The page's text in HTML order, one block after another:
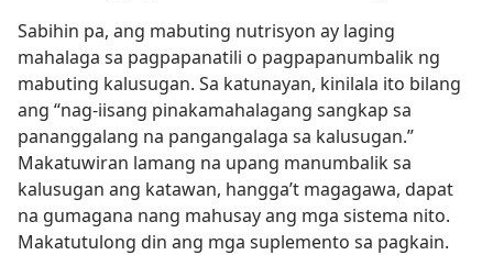
Sabihin pa, ang mabuting nutrisyon ay laging
mahalaga sa pagpapanatili o pagpapanumbalik ng
mabuting kalusugan. Sa katunayan, kinilala ito bilang
ang “nag-iisang pinakamahalagang sangkap sa
pananggalang na pangangalaga sa kalusugan.”
Makatuwiran lamang na upang manumbalik sa
kalusugan ang katawan, hangga’t magagawa, dapat
na gumagana nang mahusay ang mga sistema nito.
Makatutulong din ang mga suplemento sa pagkain.